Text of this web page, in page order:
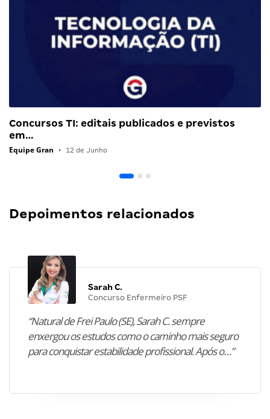
Concursos TI: editais publicados e previstos
em…
Equipe Gran • 12 de Junho
Depoimentos relacionados
Sarah C.
Concurso Enfermeiro PSF
“Natural de Frei Paulo (SE), Sarah C. sempre
enxergou os estudos como o caminho mais seguro
para conquistar estabilidade profissional. Após o…”